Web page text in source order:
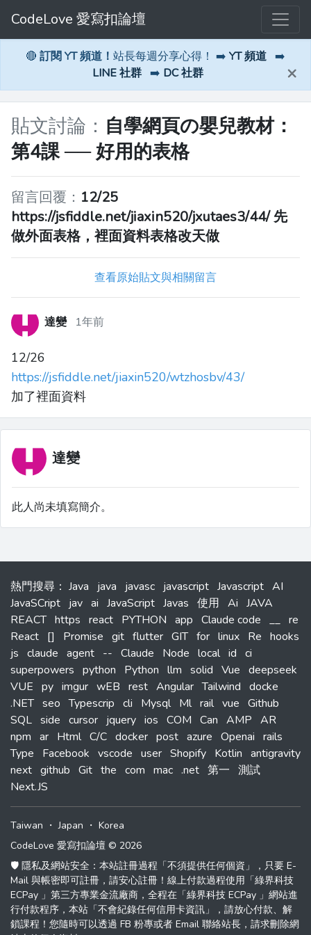
CodeLove 愛寫扣論壇
🔴 訂閱 YT 頻道！ 站長每週分享心得！ ➡️ YT 頻道 ➡️
LINE 社群 ➡️ DC 社群 ×
貼文討論： 自學網頁の嬰兒教材：
第4課 ── 好用的表格
留言回覆： 12/25
https://jsfiddle.net/jiaxin520/jxutaes3/44/ 先
做外面表格，裡面資料表格改天做
查看原始貼文與相關留言
達變 1年前
12/26
https://jsfiddle.net/jiaxin520/wtzhosbv/43/
加了裡面資料
達變
此人尚未填寫簡介。
熱門搜尋 ： Java java javasc javascript Javascript AI
JavaSCript jav ai JavaScript Javas 使用 Ai JAVA
REACT https react PYTHON app Claude code __ re
React [] Promise git flutter GIT for linux Re hooks
js claude agent -- Claude Node local id ci
superpowers python Python llm solid Vue deepseek
VUE py imgur wEB rest Angular Tailwind docke
.NET seo Typescrip cli Mysql Ml rail vue Github
SQL side cursor jquery ios COM Can AMP AR
npm ar Html C/C docker post azure Openai rails
Type
Facebook vscode user Shopify Kotlin antigravity
next github Git the com mac .net 第一 測試
Next.JS
Taiwan ・Japan ・ Korea
CodeLove 愛寫扣論壇 © 2026
🛡️ 隱私及網站安全：本站註冊過程「不須提供任何個資」，只要 E-
Mail 與帳密即可註冊，請安心註冊！線上付款過程使用「綠界科技
ECPay 」第三方專業金流廠商，全程在「綠界科技 ECPay 」網站進
行付款程序，本站「不會紀錄任何信用卡資訊」，請放心付款、解
鎖課程！您隨時可以透過 FB 粉專或者 Email 聯絡站長，請求刪除網